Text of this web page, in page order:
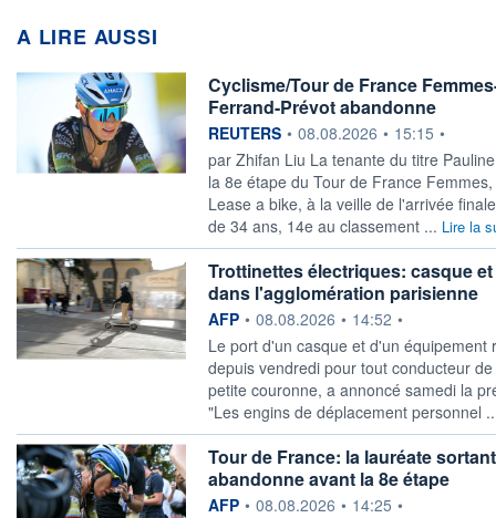
A LIRE AUSSI
Cyclisme/Tour de France
Ferrand-Prévot abandonne
information fournie par
REUTERS • 08.08.2026 • 15:15 •
par Zhifan Liu La tenante du titre
la 8e étape du Tour de France
Lease a bike, à la veille ​de l'arrivée
de 34 ans, 14e au classement ... Lire la
Trottinettes électriques: casque
dans l'agglomération parisienne
information fournie par
AFP • 08.08.2026 • 14:52 •
Le port d'un casque et d'un
depuis vendredi pour tout conducteur
petite couronne, a annoncé samedi la
"Les engins de déplacement personnel
Tour de France: la lauréate
abandonne avant la 8e étape
information fournie par
AFP • 08.08.2026 • 14:25 •